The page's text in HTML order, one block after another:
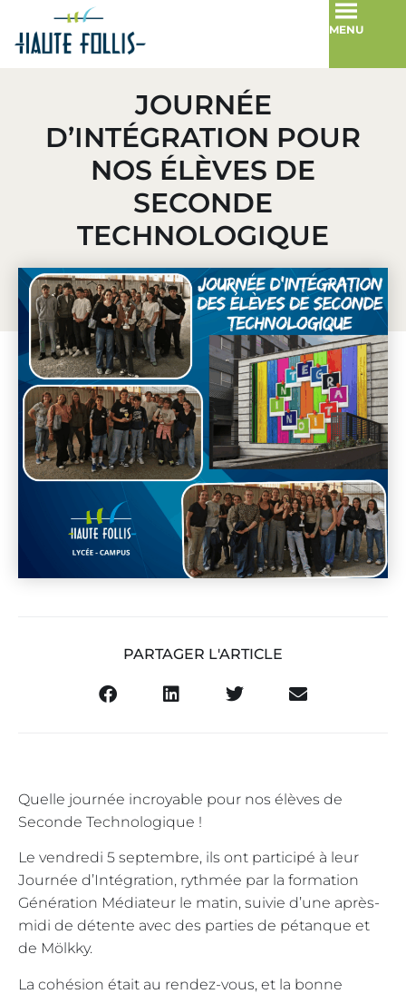
MENU
JOURNÉE
D’INTÉGRATION POUR
NOS ÉLÈVES DE
SECONDE
TECHNOLOGIQUE
10 septembre 2025
PARTAGER L'ARTICLE
Quelle journée incroyable pour nos élèves de
Seconde Technologique !
Le vendredi 5 septembre, ils ont participé à leur
Journée d’Intégration, rythmée par la formation
Génération Médiateur le matin, suivie d’une après-
midi de détente avec des parties de pétanque et
de Mölkky.
La cohésion était au rendez-vous, et la bonne